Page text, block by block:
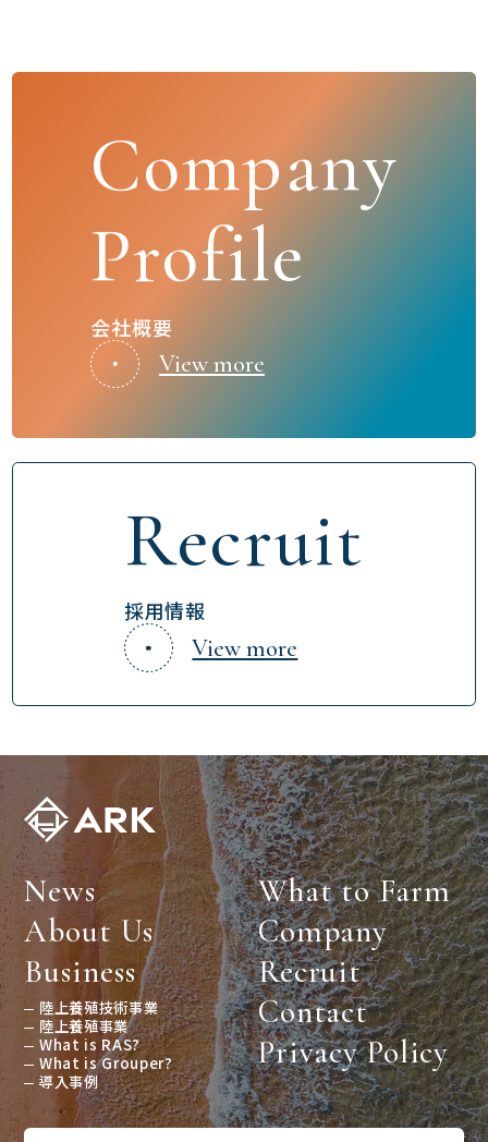
Company
Profile
会社概要
View more
Recruit
採用情報
View more
News
About Us
Business
陸上養殖技術事業
陸上養殖事業
What is RAS?
What is Grouper?
導入事例
What to Farm
Company
Recruit
Contact
Privacy Policy